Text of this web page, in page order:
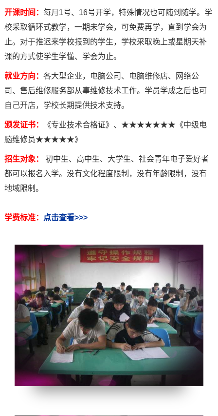
开课时间： 每月1号、16号开学，特殊情况也可随到随学。学
校采取循环式教学，一期未学会，可免费再学，直到学会为
止。对于推迟来学校报到的学生，学校采取晚上或星期天补
课的方式使学生学懂、学会为止。
就业方向： 各大型企业，电脑公司、电脑维修店、网络公
司、售后维修服务部从事维修技术工作。学员学成之后也可
自己开店，学校长期提供技术支持。
颁发证书：
《专业技术合格证》、★★★★★★★《中级电
脑维修员★★★★★》
招生对象：
初中生、高中生、大学生、社会青年电子爱好者
都可以报名入学。没有文化程度限制，没有年龄限制，没有
地域限制。
学费标准： 点击查看>>>